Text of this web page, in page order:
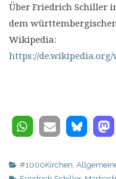
Über Friedrich Schiller
dem
Wikipedia:
https://
#1000Kirchen,